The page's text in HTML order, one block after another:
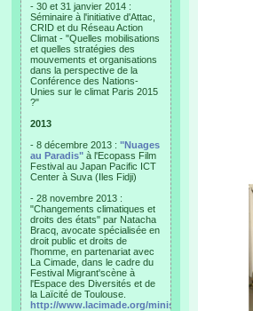
- 30 et 31 janvier 2014 :
Séminaire à l'initiative d'Attac,
CRID et du Réseau Action
Climat - "Quelles mobilisations
et quelles stratégies des
mouvements et organisations
dans la perspective de la
Conférence des Nations-
Unies sur le climat Paris 2015
?"
2013
- 8 décembre 2013 : "Nuages
au Paradis" à l'Ecopass Film
Festival au Japan Pacific ICT
Center à Suva (Iles Fidji)
- 28 novembre 2013 :
"Changements climatiques et
droits des états" par Natacha
Bracq, avocate spécialisée en
droit public et droits de
l'homme, en partenariat avec
La Cimade, dans le cadre du
Festival Migrant'scène à
l'Espace des Diversités et de
la Laïcité de Toulouse.
http://www.lacimade.org/minisites/migrantscene